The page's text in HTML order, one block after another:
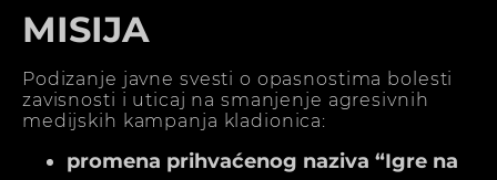
MISIJA
Podizanje javne svesti o opasnostima bolesti
zavisnosti i uticaj na smanjenje agresivnih
medijskih kampanja kladionica:
promena prihvaćenog naziva “Igre na